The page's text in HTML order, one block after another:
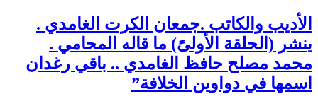
الأديب والكاتب .جمعان الكرت الغامدي .
ينشر (الحلقة الأولىً) ما قاله المحامي .
محمد مصلح حافظ الغامدي .. باقي رغدان
اسمها في دواوين الخلافة”